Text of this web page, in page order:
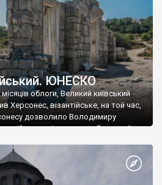
ЮНЕСКО
облоги, Великий київський
Херсонес, візантійське, на той час,
дозволило Володимиру
імператору Василю ІІ, та
став Василем-християнином.
На честь Херсонесу Таврійського